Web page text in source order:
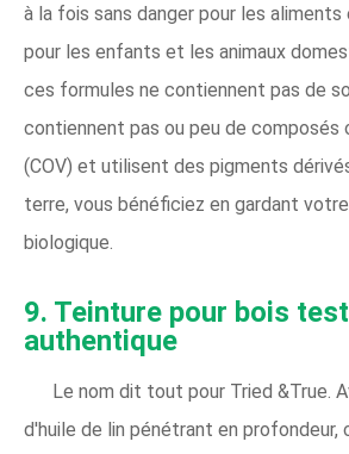
à la fois sans danger pour les aliments
pour les enfants et les animaux
ces formules ne contiennent pas de
contiennent pas ou peu de composés
(COV) et utilisent des pigments
terre, vous bénéficiez en gardant
biologique.
9. Teinture pour bois
authentique
Le nom dit tout pour Tried &True.
d'huile de lin pénétrant en